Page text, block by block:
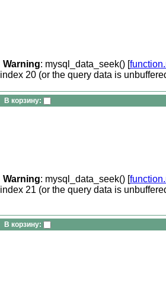
Warning: mysql_data_seek() [
index 20 (or the query data is
В корзину:
Warning: mysql_data_seek() [
index 21 (or the query data is
В корзину: